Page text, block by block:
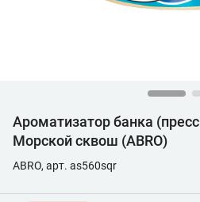
Ароматизатор банка
Морской сквош (ABRO)
ABRO, арт. as560sqr